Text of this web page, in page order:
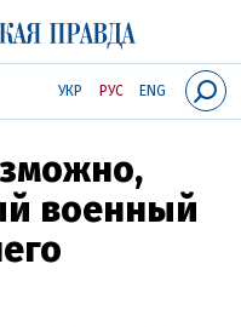
УКР РУС ENG
военный